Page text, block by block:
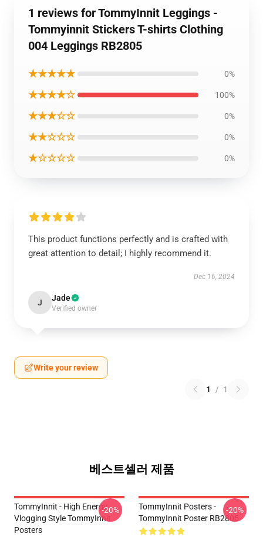
1 reviews for TommyInnit Leggings -
Tommyinnit Stickers T-shirts Clothing
004 Leggings RB2805
★★★★★ 0%
★★★★☆ 100%
★★★☆☆ 0%
★★☆☆☆ 0%
★☆☆☆☆ 0%
This product functions perfectly and is crafted with
great attention to detail; I highly recommend it.
Dec 16, 2024
J Jade
Verified owner
Write your review
1 / 1
베스트셀러 제품
TommyInnit - High Energy
Vlogging Style TommyInnit
Posters
-20%
TommyInnit Posters -
TommyInnit Poster RB2805
-20%